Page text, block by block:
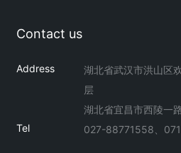
Contact us
Address
湖北省武汉市洪山区
层
湖北省宜昌市西陵一
Tel
027-88771558、